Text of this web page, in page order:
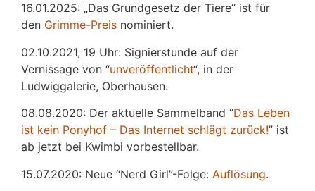
16.01.2025: „Das Grundgesetz der Tiere“ ist für
den Grimme-Preis nominiert.
02.10.2021, 19 Uhr: Signierstunde auf der
Vernissage von “unveröffentlicht“, in der
Ludwiggalerie, Oberhausen.
08.08.2020: Der aktuelle Sammelband “Das Leben
ist kein Ponyhof – Das Internet schlägt zurück!” ist
ab jetzt bei Kwimbi vorbestellbar.
15.07.2020: Neue “Nerd Girl”-Folge: Auflösung.